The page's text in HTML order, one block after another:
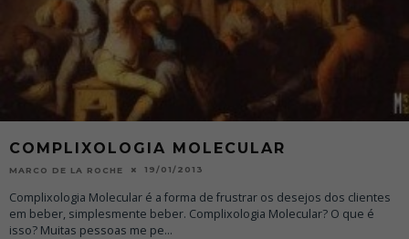
COMPLIXOLOGIA MOLECULAR
MARCO DE LA ROCHE 19/01/2013
Complixologia Molecular é a forma de frustrar os desejos dos clientes
em beber, simplesmente beber. Complixologia Molecular? O que é
isso? Muitas pessoas me pe...